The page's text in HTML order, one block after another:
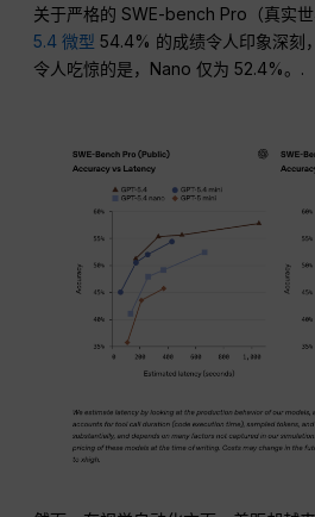
关于严格的 SWE-bench Pro（真实世
5.4 微型 54.4% 的成绩令人印象深刻
令人吃惊的是，Nano 仅为 52.4%。.